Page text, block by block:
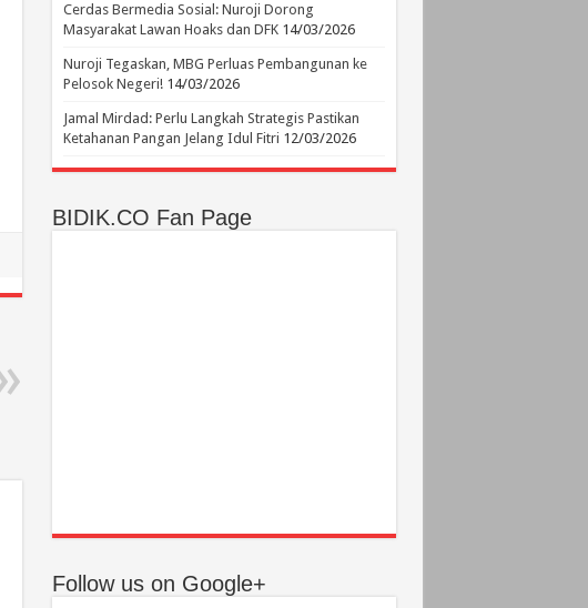
Cerdas Bermedia Sosial: Nuroji Dorong
Masyarakat Lawan Hoaks dan DFK 14/03/2026
Nuroji Tegaskan, MBG Perluas Pembangunan ke
Pelosok Negeri! 14/03/2026
Jamal Mirdad: Perlu Langkah Strategis Pastikan
Ketahanan Pangan Jelang Idul Fitri 12/03/2026
BIDIK.CO Fan Page
Follow us on Google+